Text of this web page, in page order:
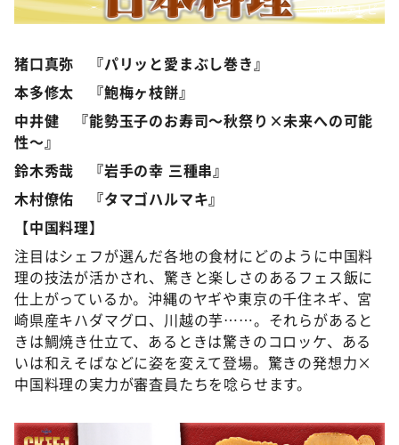
©️ABCテレビ
猪口真弥 『パリッと愛まぶし巻き』
本多修太 『鮑梅ヶ枝餅』
中井健 『能勢玉子のお寿司〜秋祭り×未来への可能
性〜』
鈴木秀哉 『岩手の幸 三種串』
木村僚佑 『タマゴハルマキ』
【中国料理】
注目はシェフが選んだ各地の食材にどのように中国料
理の技法が活かされ、驚きと楽しさのあるフェス飯に
仕上がっているか。沖縄のヤギや東京の千住ネギ、宮
崎県産キハダマグロ、川越の芋……。それらがあると
きは鯛焼き仕立て、あるときは驚きのコロッケ、ある
いは和えそばなどに姿を変えて登場。驚きの発想力×
中国料理の実力が審査員たちを唸らせます。